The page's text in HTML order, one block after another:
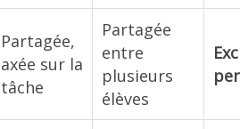
Partagée,
axée sur la
tâche
Partagée
entre
plusieurs
élèves